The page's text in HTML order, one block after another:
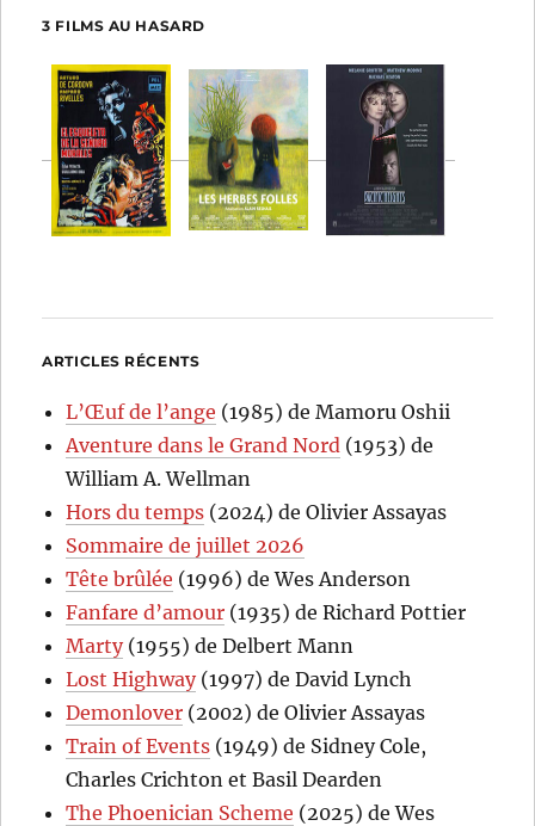
3 FILMS AU HASARD
ARTICLES RÉCENTS
L’Œuf de l’ange (1985) de Mamoru Oshii
Aventure dans le Grand Nord (1953) de
William A. Wellman
Hors du temps (2024) de Olivier Assayas
Sommaire de juillet 2026
Tête brûlée (1996) de Wes Anderson
Fanfare d’amour (1935) de Richard Pottier
Marty(1955) de Delbert Mann
Lost Highway(1997) de David Lynch
Demonlover (2002) de Olivier Assayas
Train of Events (1949) de Sidney Cole,
Charles Crichton et Basil Dearden
The Phoenician Scheme (2025) de Wes